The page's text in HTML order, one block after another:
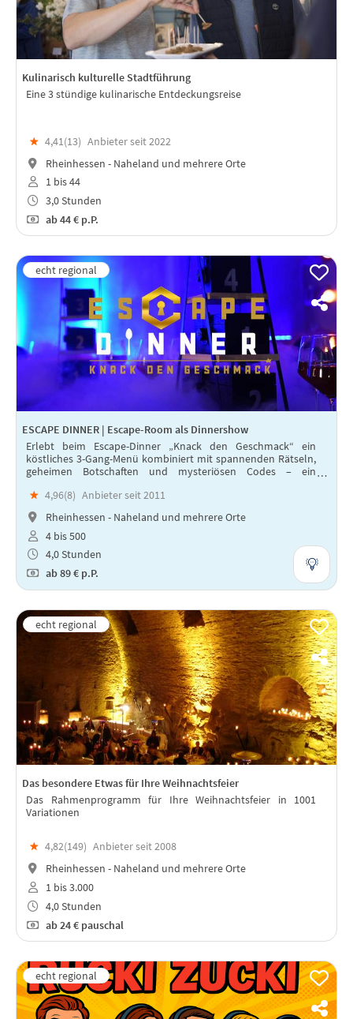
Kulinarisch kulturelle Stadtführung
Eine 3 stündige kulinarische Entdeckungsreise
★ 4,41(13) Anbieter seit 2022
Rheinhessen - Naheland und mehrere Orte
1 bis 44
3,0 Stunden
ab44 € p.P.
ESCAPE DINNER | Escape-Room als Dinnershow
Erlebt beim Escape-Dinner „Knack den Geschmack“ ein
köstliches 3-Gang-Menü kombiniert mit spannenden Rätseln,
geheimen Botschaften und mysteriösen Codes – ein
Nervenkitzel!
★ 4,96(8) Anbieter seit 2011
Rheinhessen - Naheland und mehrere Orte
4 bis 500
4,0 Stunden
ab89 € p.P.
Das besondere Etwas für Ihre Weihnachtsfeier
Das Rahmenprogramm für Ihre Weihnachtsfeier in 1001
Variationen
★ 4,82(149) Anbieter seit 2008
Rheinhessen - Naheland und mehrere Orte
1 bis 3.000
4,0 Stunden
ab24 € pauschal